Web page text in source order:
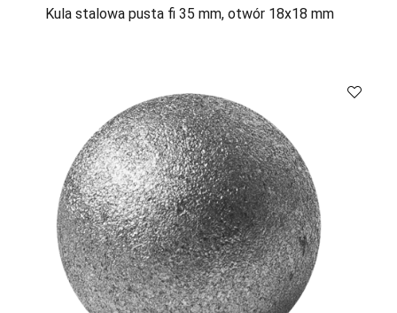
Kula stalowa pusta fi 35 mm, otwór 18x18 mm